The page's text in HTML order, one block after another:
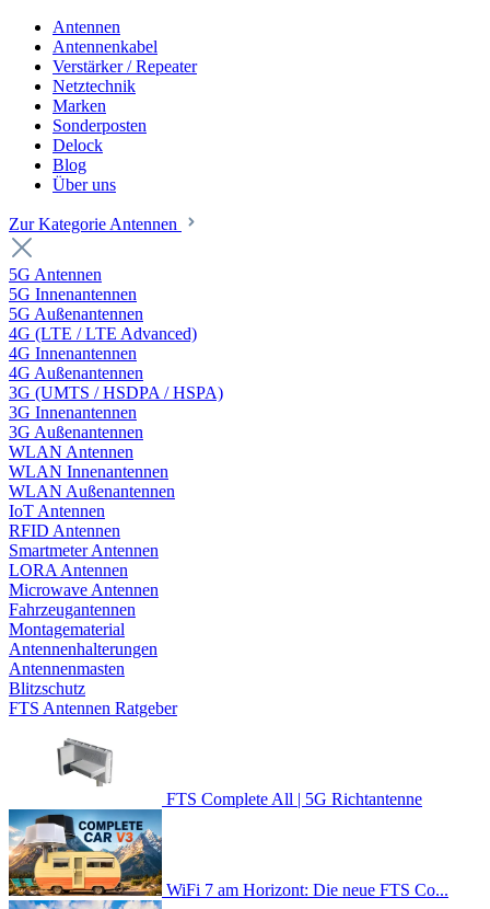
Antennen
Antennenkabel
Verstärker / Repeater
Netztechnik
Marken
Sonderposten
Delock
Blog
Über uns
Zur Kategorie Antennen
5G Antennen
5G Innenantennen
5G Außenantennen
4G (LTE / LTE Advanced)
4G Innenantennen
4G Außenantennen
3G (UMTS / HSDPA / HSPA)
3G Innenantennen
3G Außenantennen
WLAN Antennen
WLAN Innenantennen
WLAN Außenantennen
IoT Antennen
RFID Antennen
Smartmeter Antennen
LORA Antennen
Microwave Antennen
Fahrzeugantennen
Montagematerial
Antennenhalterungen
Antennenmasten
Blitzschutz
FTS Antennen Ratgeber
FTS Complete All | 5G Richtantenne
WiFi 7 am Horizont: Die neue FTS Co...